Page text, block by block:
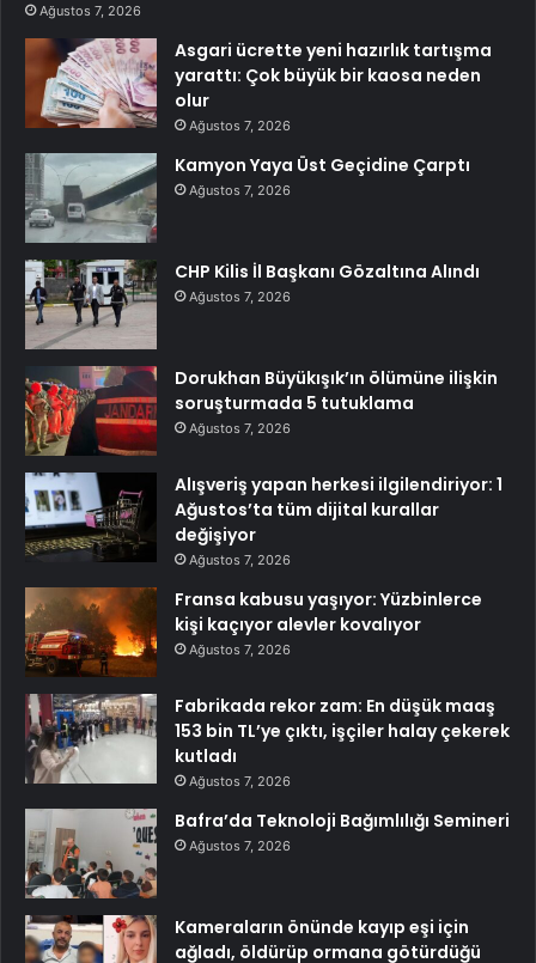
Ağustos 7, 2026
Asgari ücrette yeni hazırlık tartışma
yarattı: Çok büyük bir kaosa neden
olur
Ağustos 7, 2026
Kamyon Yaya Üst Geçidine Çarptı
Ağustos 7, 2026
CHP Kilis İl Başkanı Gözaltına Alındı
Ağustos 7, 2026
Dorukhan Büyükışık’ın ölümüne ilişkin
soruşturmada 5 tutuklama
Ağustos 7, 2026
Alışveriş yapan herkesi ilgilendiriyor: 1
Ağustos’ta tüm dijital kurallar
değişiyor
Ağustos 7, 2026
Fransa kabusu yaşıyor: Yüzbinlerce
kişi kaçıyor alevler kovalıyor
Ağustos 7, 2026
Fabrikada rekor zam: En düşük maaş
153 bin TL’ye çıktı, işçiler halay çekerek
kutladı
Ağustos 7, 2026
Bafra’da Teknoloji Bağımlılığı Semineri
Ağustos 7, 2026
Kameraların önünde kayıp eşi için
ağladı, öldürüp ormana götürdüğü